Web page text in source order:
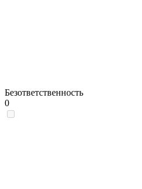
Безответственность
0